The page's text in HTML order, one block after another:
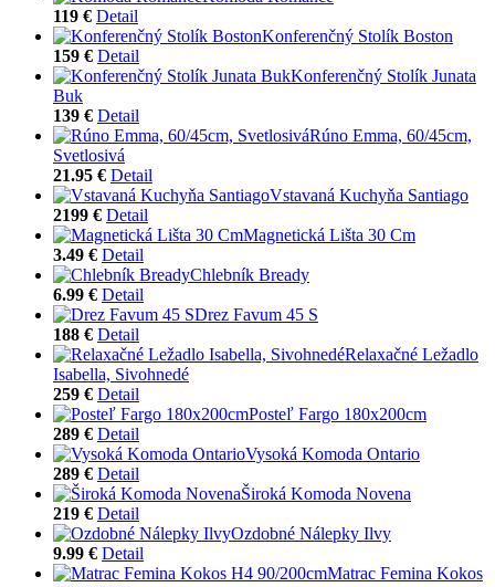
119 € Detail
Konferenčný Stolík Boston
159 € Detail
Konferenčný Stolík Junata
Buk
139 € Detail
Rúno Emma, 60/45cm,
Svetlosivá
21.95 € Detail
Vstavaná Kuchyňa Santiago
2199 € Detail
Magnetická Lišta 30 Cm
3.49 € Detail
Chlebník Bready
6.99 € Detail
Drez Favum 45 S
188 € Detail
Relaxačné Ležadlo
Isabella, Sivohnedé
259 € Detail
Posteľ Fargo 180x200cm
289 € Detail
Vysoká Komoda Ontario
289 € Detail
Široká Komoda Novena
219 € Detail
Ozdobné Nálepky Ilvy
9.99 € Detail
Matrac Femina Kokos